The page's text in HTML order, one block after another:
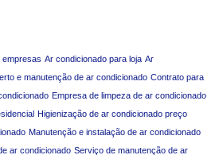
empresas Ar condicionado para loja Ar
e manutenção de ar condicionado Contrato para
Empresa de limpeza de ar condicionado
Higienização de ar condicionado preço
Manutenção e instalação de ar condicionado
ar condicionado Serviço de manutenção de ar